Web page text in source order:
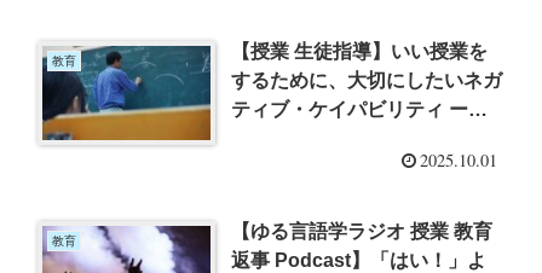
んでー
教育
【授業 生徒指導】いい授業を
するために、大切にしたいネガ
ティブ・ケイパビリティ ー
にする」（松尾美里）を読んで
2025.10.01
教育
【ゆる言語学ラジオ 授業 教育
返事 Podcast】「はい！」よ